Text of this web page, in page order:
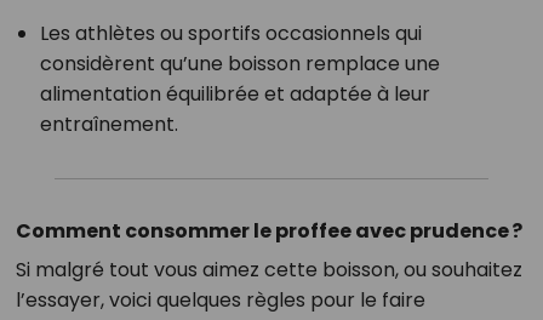
Les athlètes ou sportifs occasionnels qui
considèrent qu’une boisson remplace une
alimentation équilibrée et adaptée à leur
entraînement.
Comment consommer le proffee avec prudence ?
Si malgré tout vous aimez cette boisson, ou souhaitez
l’essayer, voici quelques règles pour le faire